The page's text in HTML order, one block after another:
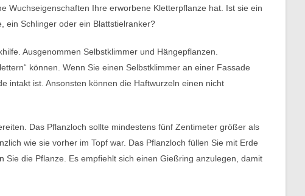
Wuchseigenschaften Ihre erworbene Kletterpflanze hat. Ist sie ein
ein Schlinger oder ein Blattstielranker?
Ausgenommen Selbstklimmer und Hängepflanzen.
können. Wenn Sie einen Selbstklimmer an einer Fassade
intakt ist. Ansonsten können die Haftwurzeln einen nicht
Das Pflanzloch sollte mindestens fünf Zentimeter größer als
wie sie vorher im Topf war. Das Pflanzloch füllen Sie mit Erde
die Pflanze. Es empfiehlt sich einen Gießring anzulegen, damit